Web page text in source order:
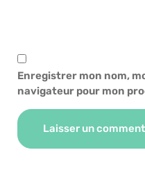
Enregistrer mon nom,
navigateur pour mon